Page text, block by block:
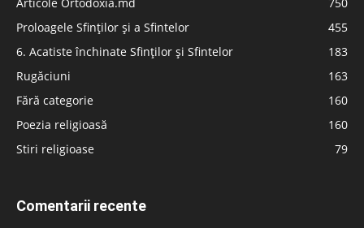
Proloagele Sfinților și a Sfintelor
455
6. Acatiste închinate Sfinților și Sfintelor
183
Rugăciuni
163
Fără categorie
160
Poezia religioasă
160
Stiri religioase
79
Comentarii recente